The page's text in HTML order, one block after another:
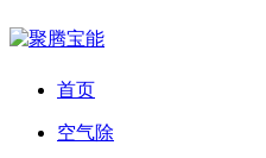
首页
空气除